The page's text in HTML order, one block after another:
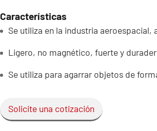
Características
Se utiliza en la industria
Ligero, no magnético, fuerte y
Se utiliza para agarrar objetos de
Solicite una cotización